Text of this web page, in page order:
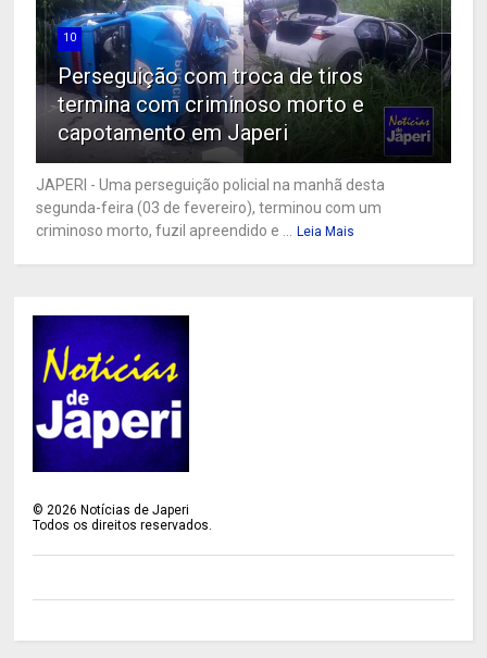
10
Perseguição com troca de tiros
termina com criminoso morto e
capotamento em Japeri
JAPERI - Uma perseguição policial na manhã desta
segunda-feira (03 de fevereiro), terminou com um
criminoso morto, fuzil apreendido e ...
Leia Mais
©2026 Notícias de Japeri
Todos os direitos reservados.